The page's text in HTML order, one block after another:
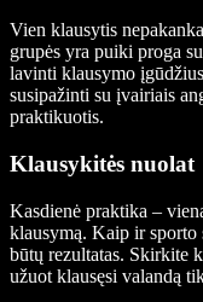
Vien klausytis
grupės yra puiki proga
lavinti klausymo
susipažinti su įvairiais
praktikuotis.
Klausykitės nuolat
Kasdienė praktika –
klausymą. Kaip ir sporto
būtų rezultatas. Skirkite
užuot klausęsi valandą